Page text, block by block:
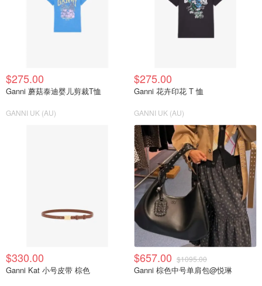
$275.00
Ganni 蘑菇泰迪婴儿剪裁T恤
GANNI UK (AU)
$275.00
Ganni 花卉印花 T 恤
GANNI UK (AU)
$330.00
Ganni Kat 小号皮带 棕色
$657.00 $1095.00
Ganni 棕色中号单肩包@悦琳